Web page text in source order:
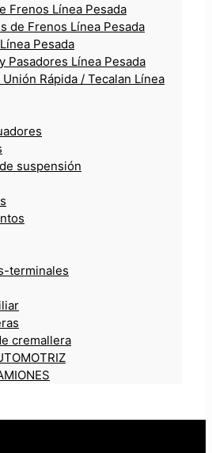
Frenos Línea Pesada
de Frenos Línea Pesada
Pesada
Pasadores Línea Pesada
Rápida / Tecalan Línea
suspensión
terminales
cremallera